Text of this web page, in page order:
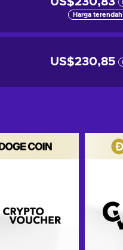
Harga terendah
US$230,85